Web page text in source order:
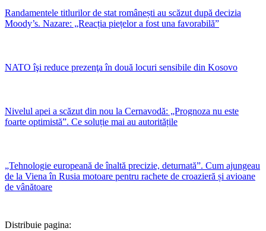
Randamentele titlurilor de stat românești au scăzut după decizia
Moody’s. Nazare: „Reacția piețelor a fost una favorabilă”
NATO îşi reduce prezenţa în două locuri sensibile din Kosovo
Nivelul apei a scăzut din nou la Cernavodă: „Prognoza nu este
foarte optimistă”. Ce soluție mai au autoritățile
„Tehnologie europeană de înaltă precizie, deturnată”. Cum ajungeau
de la Viena în Rusia motoare pentru rachete de croazieră și avioane
de vânătoare
Distribuie pagina: